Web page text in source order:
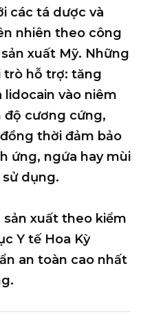
các tá dược và
nhiên theo công
xuất Mỹ. Những
trò hỗ trợ: tăng
vào niêm
độ cương cứng,
thời đảm bảo
ứng, ngứa hay mùi
dụng.
xuất theo kiểm
Y tế Hoa Kỳ
an toàn cao nhất